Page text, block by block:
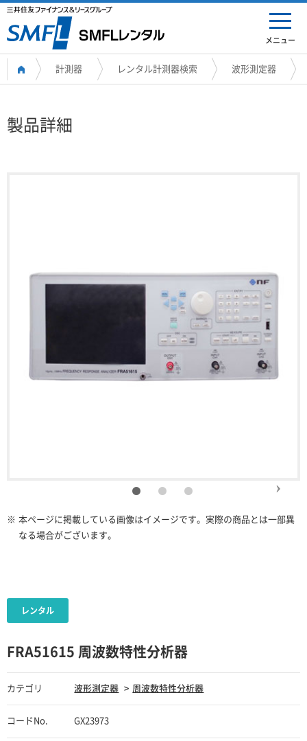
メニュー
計測器 レンタル計測器検索 波形測定器
製品詳細
※ 本ページに掲載している画像はイメージです。実際の商品とは一部異
なる場合がございます。
FRA51615 周波数特性分析器
カテゴリ 波形測定器 周波数特性分析器
コードNo. GX23973